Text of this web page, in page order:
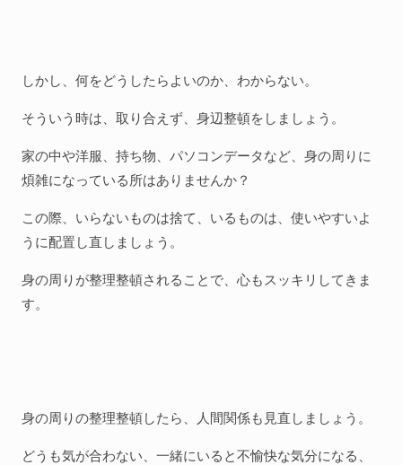
しかし、何をどうしたらよいのか、わからない。
そういう時は、取り合えず、身辺整頓をしましょう。
家の中や洋服、持ち物、パソコンデータなど、身の周りに
煩雑になっている所はありませんか？
この際、いらないものは捨て、いるものは、使いやすいよ
うに配置し直しましょう。
身の周りが整理整頓されることで、心もスッキリしてきま
す。
身の周りの整理整頓したら、人間関係も見直しましょう。
どうも気が合わない、一緒にいると不愉快な気分になる、